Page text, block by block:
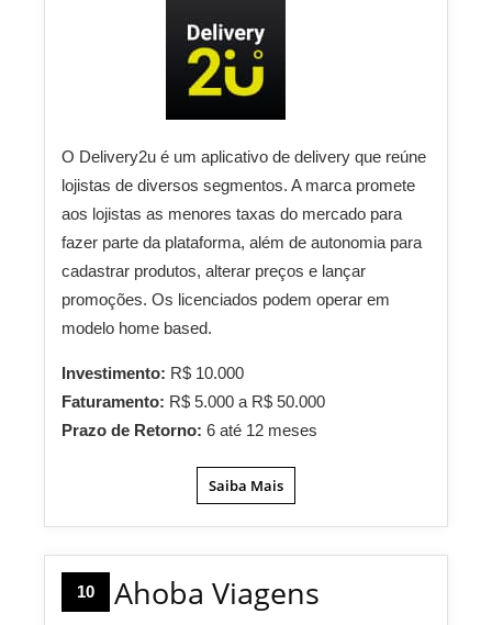
O Delivery2u é um aplicativo de delivery que reúne
lojistas de diversos segmentos. A marca promete
aos lojistas as menores taxas do mercado para
fazer parte da plataforma, além de autonomia para
cadastrar produtos, alterar preços e lançar
promoções. Os licenciados podem operar em
modelo home based.
Investimento: R$ 10.000
Faturamento: R$ 5.000 a R$ 50.000
Prazo de Retorno: 6 até 12 meses
Saiba Mais
10 Ahoba Viagens